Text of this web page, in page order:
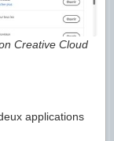
Creative Cloud
applications